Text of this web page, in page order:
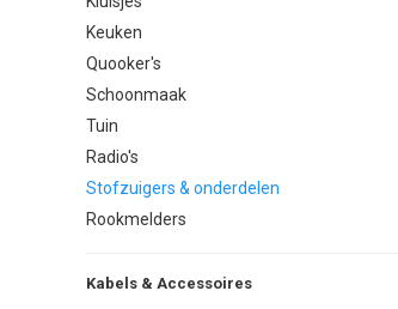
Keuken
Quooker's
Schoonmaak
Tuin
Radio's
Stofzuigers & onderdelen
Rookmelders
Kabels & Accessoires